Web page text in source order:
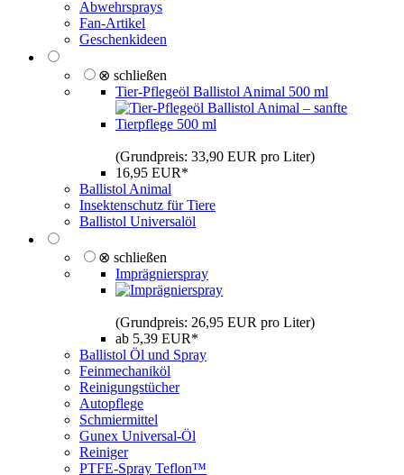
Abwehrsprays
Fan-Artikel
Geschenkideen
⊗ schließen
Tier-Pflegeöl Ballistol Animal 500 ml
(Grundpreis: 33,90 EUR pro Liter)
16,95 EUR*
Ballistol Animal
Insektenschutz für Tiere
Ballistol Universalöl
⊗ schließen
Imprägnierspray
(Grundpreis: 26,95 EUR pro Liter)
ab 5,39 EUR*
Ballistol Öl und Spray
Feinmechaniköl
Reinigungstücher
Autopflege
Schmiermittel
Gunex Universal-Öl
Reiniger
PTFE-Spray Teflon™